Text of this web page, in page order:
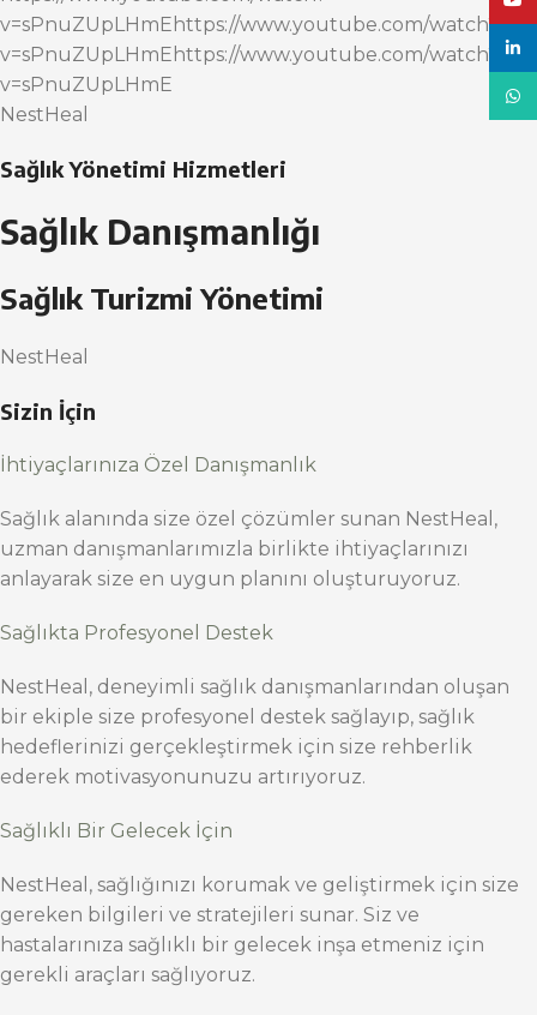
v=sPnuZUpLHmEhttps://www.youtube.com/watch?
v=sPnuZUpLHmEhttps://www.youtube.com/watch?
v=sPnuZUpLHmE
NestHeal
Sağlık Yönetimi Hizmetleri
Sağlık Danışmanlığı
Sağlık Turizmi Yönetimi
NestHeal
Sizin İçin
İhtiyaçlarınıza Özel Danışmanlık
Sağlık alanında size özel çözümler sunan NestHeal,
uzman danışmanlarımızla birlikte ihtiyaçlarınızı
anlayarak size en uygun planını oluşturuyoruz.
Sağlıkta Profesyonel Destek
NestHeal, deneyimli sağlık danışmanlarından oluşan
bir ekiple size profesyonel destek sağlayıp, sağlık
hedeflerinizi gerçekleştirmek için size rehberlik
ederek motivasyonunuzu artırıyoruz.
Sağlıklı Bir Gelecek İçin
NestHeal, sağlığınızı korumak ve geliştirmek için size
gereken bilgileri ve stratejileri sunar. Siz ve
hastalarınıza sağlıklı bir gelecek inşa etmeniz için
gerekli araçları sağlıyoruz.